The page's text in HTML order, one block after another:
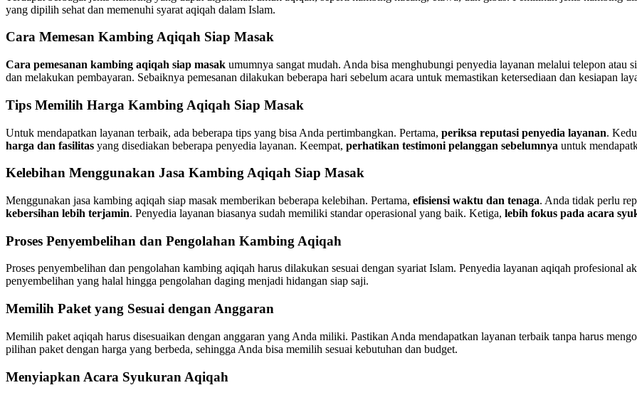
yang dipilih sehat dan memenuhi syarat aqiqah dalam Islam.
Cara Memesan Kambing Aqiqah Siap Masak
Cara pemesanan kambing aqiqah siap masak umumnya sangat mudah. Anda bisa menghubungi penyedia layanan melalui telepon
dan melakukan pembayaran. Sebaiknya pemesanan dilakukan beberapa hari sebelum acara untuk memastikan ketersediaan dan kesiapan
Tips Memilih Harga Kambing Aqiqah Siap Masak
Untuk mendapatkan layanan terbaik, ada beberapa tips yang bisa Anda pertimbangkan. Pertama, periksa reputasi penyedia layanan.
harga dan fasilitas yang disediakan beberapa penyedia layanan. Keempat, perhatikan testimoni pelanggan sebelumnya untuk
Kelebihan Menggunakan Jasa Kambing Aqiqah Siap Masak
Menggunakan jasa kambing aqiqah siap masak memberikan beberapa kelebihan. Pertama, efisiensi waktu dan tenaga. Anda tidak perlu
kebersihan lebih terjamin. Penyedia layanan biasanya sudah memiliki standar operasional yang baik. Ketiga, lebih fokus pada acara
Proses Penyembelihan dan Pengolahan Kambing Aqiqah
Proses penyembelihan dan pengolahan kambing aqiqah harus dilakukan sesuai dengan syariat Islam. Penyedia layanan aqiqah profesional
penyembelihan yang halal hingga pengolahan daging menjadi hidangan siap saji.
Memilih Paket yang Sesuai dengan Anggaran
Memilih paket aqiqah harus disesuaikan dengan anggaran yang Anda miliki. Pastikan Anda mendapatkan layanan terbaik tanpa harus
pilihan paket dengan harga yang berbeda, sehingga Anda bisa memilih sesuai kebutuhan dan budget.
Menyiapkan Acara Syukuran Aqiqah